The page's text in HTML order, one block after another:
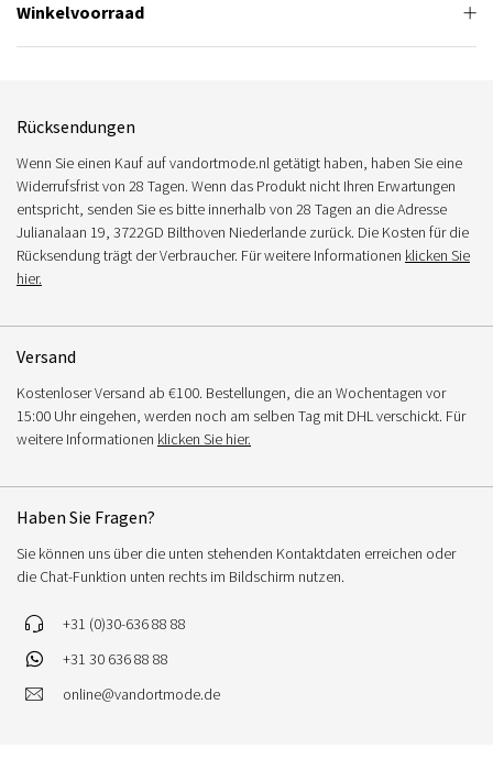
Winkelvoorraad
Rücksendungen
Wenn Sie einen Kauf auf vandortmode.nl getätigt haben, haben Sie eine
Widerrufsfrist von 28 Tagen. Wenn das Produkt nicht Ihren Erwartungen
entspricht, senden Sie es bitte innerhalb von 28 Tagen an die Adresse
Julianalaan 19, 3722GD Bilthoven Niederlande zurück. Die Kosten für die
Rücksendung trägt der Verbraucher. Für weitere Informationen klicken Sie
hier.
Versand
Kostenloser Versand ab €100. Bestellungen, die an Wochentagen vor
15:00 Uhr eingehen, werden noch am selben Tag mit DHL verschickt. Für
weitere Informationen klicken Sie hier.
Haben Sie Fragen?
Sie können uns über die unten stehenden Kontaktdaten erreichen oder
die Chat-Funktion unten rechts im Bildschirm nutzen.
+31 (0)30-636 88 88
+31 30 636 88 88
online@vandortmode.de